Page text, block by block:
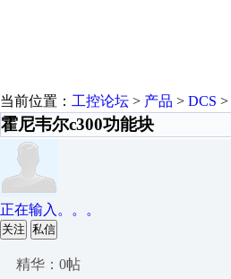
当前位置： 工控论坛 > 产品 > DCS >
霍尼韦尔c300功能块
正在输入。。。
关注 私信
精华：0帖